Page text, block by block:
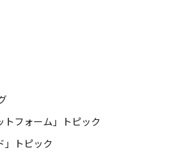
フォーム」トピック
」トピック